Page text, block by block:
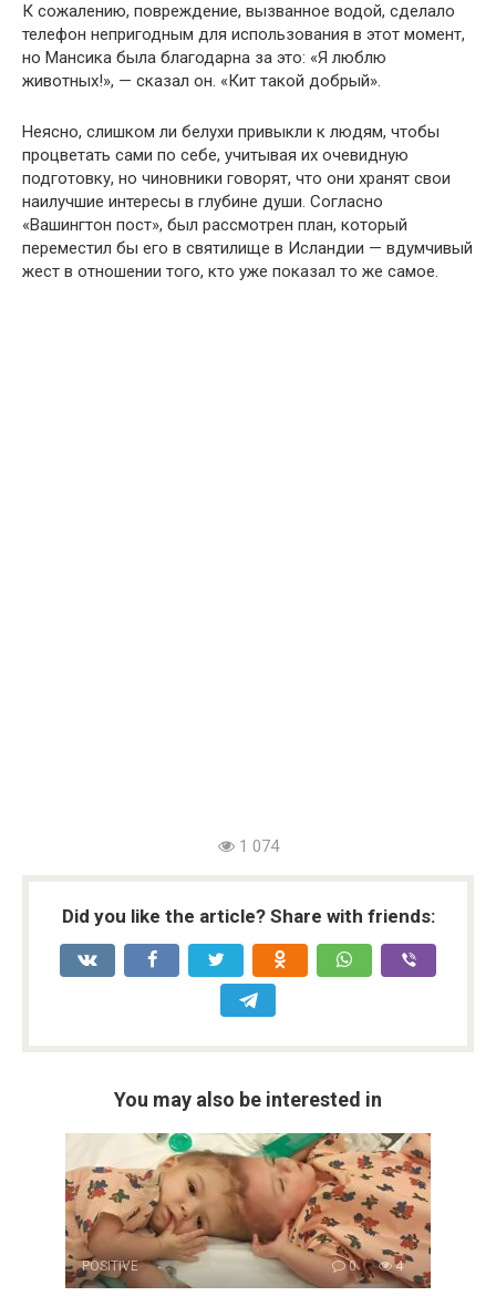
К сожалению, повреждение, вызванное водой, сделало
телефон непригодным для использования в этот момент,
но Мансика была благодарна за это: «Я люблю
животных!», — сказал он. «Кит такой добрый».
Неясно, слишком ли белухи привыкли к людям, чтобы
процветать сами по себе, учитывая их очевидную
подготовку, но чиновники говорят, что они хранят свои
наилучшие интересы в глубине души. Согласно
«Вашингтон пост», был рассмотрен план, который
переместил бы его в святилище в Исландии — вдумчивый
жест в отношении того, кто уже показал то же самое.
1 074
Did you like the article? Share with friends:
You may also be interested in
POSITIVE 0 4